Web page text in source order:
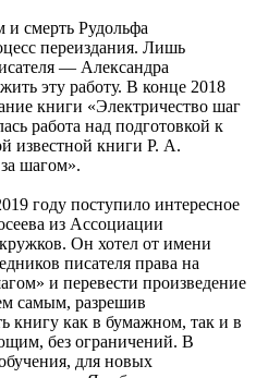
и смерть Рудольфа
переиздания. Лишь
— Александра
эту работу. В конце 2018
книги «Электричество шаг
работа над подготовкой к
известной книги Р. А.
шагом».
году поступило интересное
из Ассоциации
Он хотел от имени
писателя права на
и перевести произведение
самым, разрешив
книгу как в бумажном, так и в
без ограничений. В
для новых